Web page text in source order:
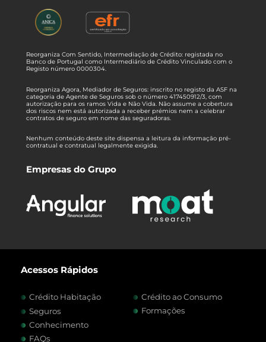
Reorganiza Com Sentido, Intermediação de Crédito: registada no
Banco de Portugal como Intermediário de Crédito Vinculado com o
Registo número 0000304.
Reorganiza Agora, Mediador de Seguros: inscrito no registo da ASF na
categoria de Agente de Seguros sob o número 417450912/3, com
autorização para os ramos Vida e Não Vida. Não assume a cobertura
dos riscos nem está autorizada a receber prémios nem a celebrar
contratos de seguro em nome das seguradoras.
Nenhum conteúdo deste site dispensa a leitura da informação pré-
contratual e contratual legalmente exigida.
Empresas do Grupo
Acessos Rápidos
Crédito Habitação
Crédito ao Consumo
Seguros
Formações
Conhecimento
FAQs